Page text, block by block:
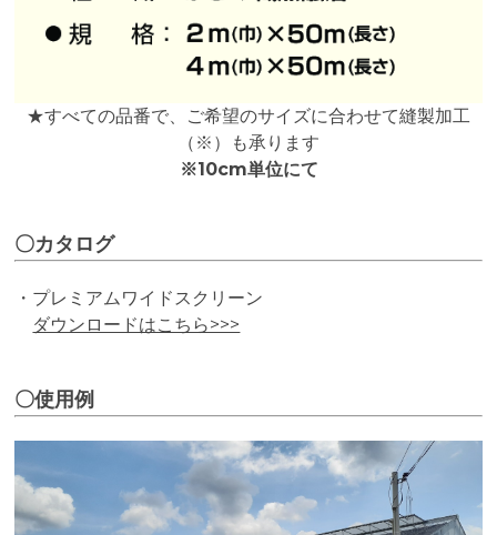
★すべての品番で、ご希望のサイズに合わせて縫製加工
（※）も承ります
※10cm単位にて
〇カタログ
・プレミアムワイドスクリーン
ダウンロードはこちら>>>
〇使用例